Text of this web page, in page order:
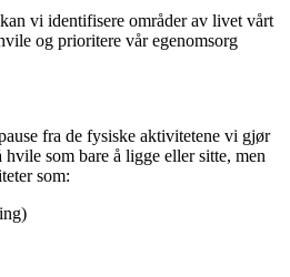
vi identifisere områder av livet vårt
og prioritere vår egenomsorg
fra de fysiske aktivitetene vi gjør
som bare å ligge eller sitte, men
som: